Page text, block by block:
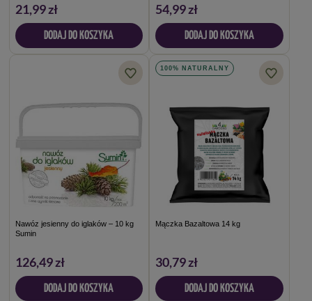
21,99 zł
DODAJ DO KOSZYKA
54,99 zł
DODAJ DO KOSZYKA
Nawóz jesienny do iglaków – 10 kg
Sumin
126,49 zł
DODAJ DO KOSZYKA
100% NATURALNY
Mączka Bazaltowa 14 kg
30,79 zł
DODAJ DO KOSZYKA